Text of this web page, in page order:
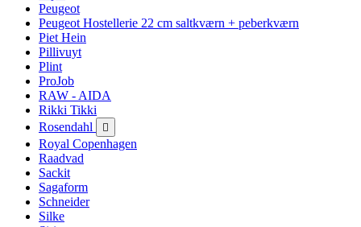
Peugeot
Peugeot Hostellerie 22 cm saltkværn + peberkværn
Piet Hein
Pillivuyt
Plint
ProJob
RAW - AIDA
Rikki Tikki
Rosendahl

Royal Copenhagen
Raadvad
Sackit
Sagaform
Schneider
Silke